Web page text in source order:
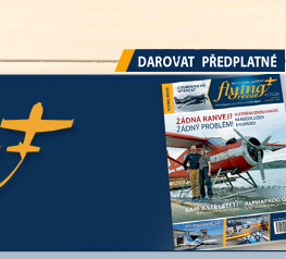
Darovat předplatné